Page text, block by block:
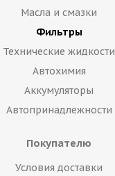
Масла и смазки
Фильтры
Технические жидкости
Автохимия
Аккумуляторы
Автопринадлежности
Покупателю
Условия доставки